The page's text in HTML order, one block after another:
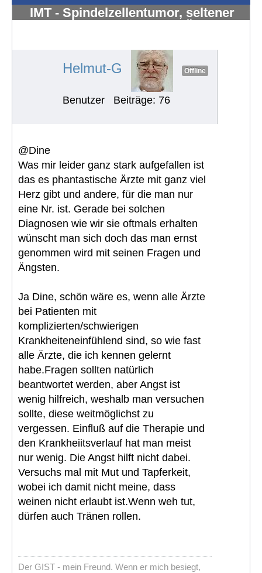
IMT - Spindelzellentumor, seltener
Helmut-G Offline
Benutzer Beiträge: 76
@Dine
Was mir leider ganz stark aufgefallen ist
das es phantastische Ärzte mit ganz viel
Herz gibt und andere, für die man nur
eine Nr. ist. Gerade bei solchen
Diagnosen wie wir sie oftmals erhalten
wünscht man sich doch das man ernst
genommen wird mit seinen Fragen und
Ängsten.
Ja Dine, schön wäre es, wenn alle Ärzte
bei Patienten mit
komplizierten/schwierigen
Krankheiteneinfühlend sind, so wie fast
alle Ärzte, die ich kennen gelernt
habe.Fragen sollten natürlich
beantwortet werden, aber Angst ist
wenig hilfreich, weshalb man versuchen
sollte, diese weitmöglichst zu
vergessen. Einfluß auf die Therapie und
den Krankheiitsverlauf hat man meist
nur wenig. Die Angst hilft nicht dabei.
Versuchs mal mit Mut und Tapferkeit,
wobei ich damit nicht meine, dass
weinen nicht erlaubt ist.Wenn weh tut,
dürfen auch Tränen rollen.
Der GIST - mein Freund. Wenn er mich besiegt,